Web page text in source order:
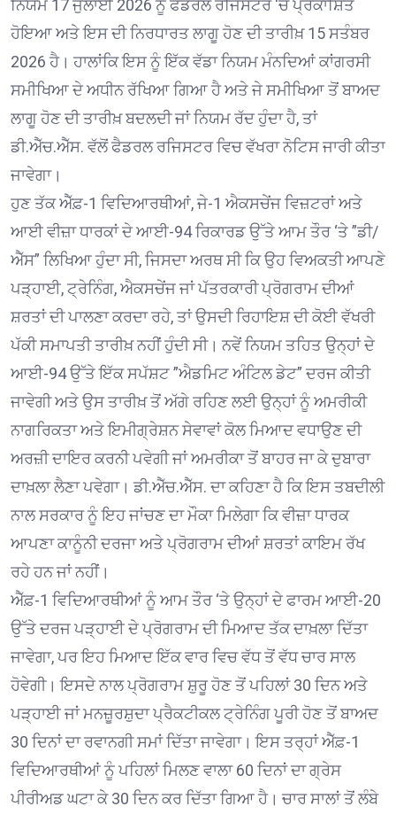
ਨਿਯਮ 17 ਜੁਲਾਈ 2026 ਨੂੰ ਫੈਡਰਲ ਰਜਿਸਟਰ ‘ਚ ਪ੍ਰਕਾਸ਼ਿਤ
ਹੋਇਆ ਅਤੇ ਇਸ ਦੀ ਨਿਰਧਾਰਤ ਲਾਗੂ ਹੋਣ ਦੀ ਤਾਰੀਖ਼ 15 ਸਤੰਬਰ
2026 ਹੈ। ਹਾਲਾਂਕਿ ਇਸ ਨੂੰ ਇੱਕ ਵੱਡਾ ਨਿਯਮ ਮੰਨਦਿਆਂ ਕਾਂਗਰਸੀ
ਸਮੀਖਿਆ ਦੇ ਅਧੀਨ ਰੱਖਿਆ ਗਿਆ ਹੈ ਅਤੇ ਜੇ ਸਮੀਖਿਆ ਤੋਂ ਬਾਅਦ
ਲਾਗੂ ਹੋਣ ਦੀ ਤਾਰੀਖ਼ ਬਦਲਦੀ ਜਾਂ ਨਿਯਮ ਰੱਦ ਹੁੰਦਾ ਹੈ, ਤਾਂ
ਡੀ.ਐੱਚ.ਐੱਸ. ਵੱਲੋਂ ਫੈਡਰਲ ਰਜਿਸਟਰ ਵਿਚ ਵੱਖਰਾ ਨੋਟਿਸ ਜਾਰੀ ਕੀਤਾ
ਜਾਵੇਗਾ।
ਹੁਣ ਤੱਕ ਐੱਫ਼-1 ਵਿਦਿਆਰਥੀਆਂ, ਜੇ-1 ਐਕਸਚੇਂਜ ਵਿਜ਼ਟਰਾਂ ਅਤੇ
ਆਈ ਵੀਜ਼ਾ ਧਾਰਕਾਂ ਦੇ ਆਈ-94 ਰਿਕਾਰਡ ਉੱਤੇ ਆਮ ਤੌਰ ‘ਤੇ ”ਡੀ/
ਐੱਸ” ਲਿਖਿਆ ਹੁੰਦਾ ਸੀ, ਜਿਸਦਾ ਅਰਥ ਸੀ ਕਿ ਉਹ ਵਿਅਕਤੀ ਆਪਣੇ
ਪੜ੍ਹਾਈ, ਟ੍ਰੇਨਿੰਗ, ਐਕਸਚੇਂਜ ਜਾਂ ਪੱਤਰਕਾਰੀ ਪ੍ਰੋਗਰਾਮ ਦੀਆਂ
ਸ਼ਰਤਾਂ ਦੀ ਪਾਲਣਾ ਕਰਦਾ ਰਹੇ, ਤਾਂ ਉਸਦੀ ਰਿਹਾਇਸ਼ ਦੀ ਕੋਈ ਵੱਖਰੀ
ਪੱਕੀ ਸਮਾਪਤੀ ਤਾਰੀਖ਼ ਨਹੀਂ ਹੁੰਦੀ ਸੀ। ਨਵੇਂ ਨਿਯਮ ਤਹਿਤ ਉਨ੍ਹਾਂ ਦੇ
ਆਈ-94 ਉੱਤੇ ਇੱਕ ਸਪੱਸ਼ਟ ”ਐਡਮਿਟ ਅੰਟਿਲ ਡੇਟ” ਦਰਜ ਕੀਤੀ
ਜਾਵੇਗੀ ਅਤੇ ਉਸ ਤਾਰੀਖ਼ ਤੋਂ ਅੱਗੇ ਰਹਿਣ ਲਈ ਉਨ੍ਹਾਂ ਨੂੰ ਅਮਰੀਕੀ
ਨਾਗਰਿਕਤਾ ਅਤੇ ਇਮੀਗ੍ਰੇਸ਼ਨ ਸੇਵਾਵਾਂ ਕੋਲ ਮਿਆਦ ਵਧਾਉਣ ਦੀ
ਅਰਜ਼ੀ ਦਾਇਰ ਕਰਨੀ ਪਵੇਗੀ ਜਾਂ ਅਮਰੀਕਾ ਤੋਂ ਬਾਹਰ ਜਾ ਕੇ ਦੁਬਾਰਾ
ਦਾਖ਼ਲਾ ਲੈਣਾ ਪਵੇਗਾ। ਡੀ.ਐੱਚ.ਐੱਸ. ਦਾ ਕਹਿਣਾ ਹੈ ਕਿ ਇਸ ਤਬਦੀਲੀ
ਨਾਲ ਸਰਕਾਰ ਨੂੰ ਇਹ ਜਾਂਚਣ ਦਾ ਮੌਕਾ ਮਿਲੇਗਾ ਕਿ ਵੀਜ਼ਾ ਧਾਰਕ
ਆਪਣਾ ਕਾਨੂੰਨੀ ਦਰਜਾ ਅਤੇ ਪ੍ਰੋਗਰਾਮ ਦੀਆਂ ਸ਼ਰਤਾਂ ਕਾਇਮ ਰੱਖ
ਰਹੇ ਹਨ ਜਾਂ ਨਹੀਂ।
ਐੱਫ਼-1 ਵਿਦਿਆਰਥੀਆਂ ਨੂੰ ਆਮ ਤੌਰ ‘ਤੇ ਉਨ੍ਹਾਂ ਦੇ ਫਾਰਮ ਆਈ-20
ਉੱਤੇ ਦਰਜ ਪੜ੍ਹਾਈ ਦੇ ਪ੍ਰੋਗਰਾਮ ਦੀ ਮਿਆਦ ਤੱਕ ਦਾਖ਼ਲਾ ਦਿੱਤਾ
ਜਾਵੇਗਾ, ਪਰ ਇਹ ਮਿਆਦ ਇੱਕ ਵਾਰ ਵਿਚ ਵੱਧ ਤੋਂ ਵੱਧ ਚਾਰ ਸਾਲ
ਹੋਵੇਗੀ। ਇਸਦੇ ਨਾਲ ਪ੍ਰੋਗਰਾਮ ਸ਼ੁਰੂ ਹੋਣ ਤੋਂ ਪਹਿਲਾਂ 30 ਦਿਨ ਅਤੇ
ਪੜ੍ਹਾਈ ਜਾਂ ਮਨਜ਼ੂਰਸ਼ੁਦਾ ਪ੍ਰੈਕਟੀਕਲ ਟ੍ਰੇਨਿੰਗ ਪੂਰੀ ਹੋਣ ਤੋਂ ਬਾਅਦ
30 ਦਿਨਾਂ ਦਾ ਰਵਾਨਗੀ ਸਮਾਂ ਦਿੱਤਾ ਜਾਵੇਗਾ। ਇਸ ਤਰ੍ਹਾਂ ਐੱਫ਼-1
ਵਿਦਿਆਰਥੀਆਂ ਨੂੰ ਪਹਿਲਾਂ ਮਿਲਣ ਵਾਲਾ 60 ਦਿਨਾਂ ਦਾ ਗ੍ਰੇਸ
ਪੀਰੀਅਡ ਘਟਾ ਕੇ 30 ਦਿਨ ਕਰ ਦਿੱਤਾ ਗਿਆ ਹੈ। ਚਾਰ ਸਾਲਾਂ ਤੋਂ ਲੰਬੇ